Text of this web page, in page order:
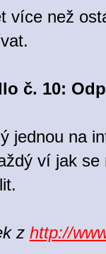
více než
č. 10:
jednou na
ví jak se
z http://